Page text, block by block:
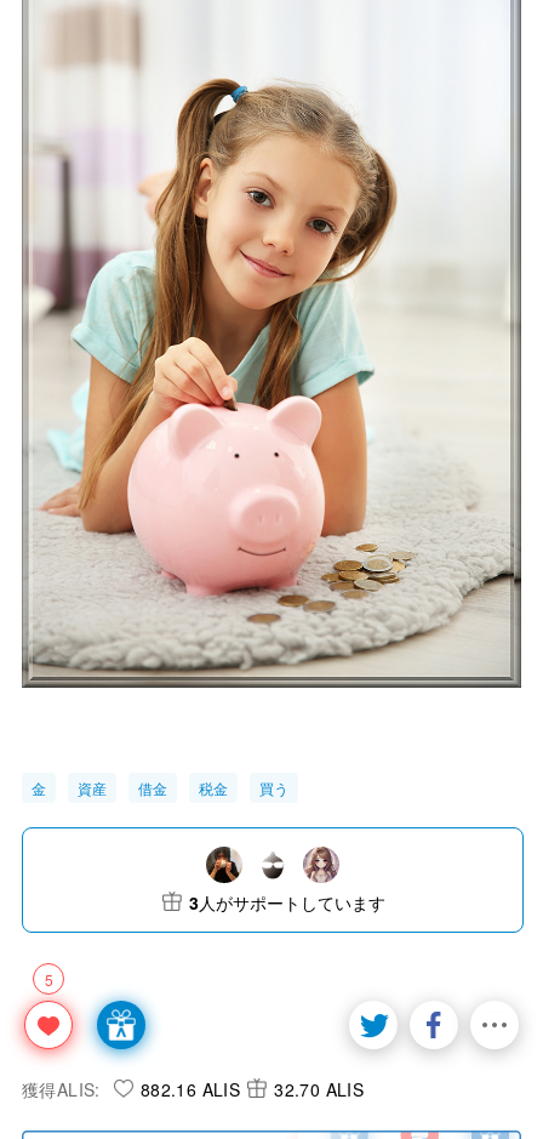
金 資産 借金 税金 買う
5
3人がサポートしています
獲得ALIS: 882.16 ALIS 32.70 ALIS